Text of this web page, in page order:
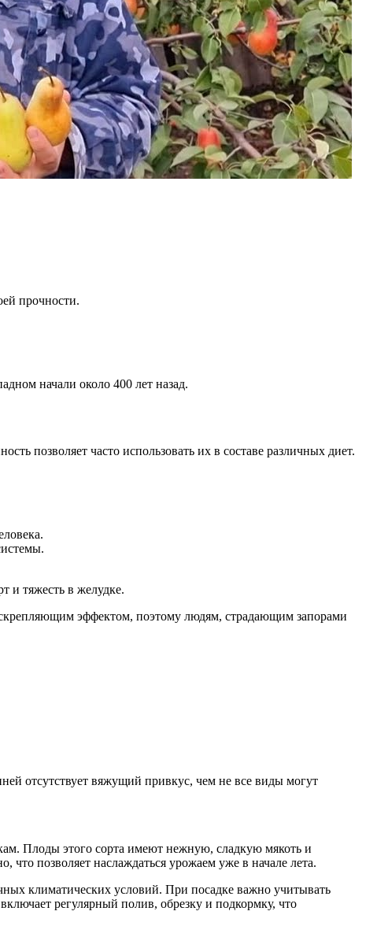
прочности.
начали около 400 лет назад.
позволяет часто использовать их в составе различных диет.
и тяжесть в желудке.
эффектом, поэтому людям, страдающим запорами
Плоды этого сорта имеют нежную, сладкую мякоть и
позволяет наслаждаться урожаем уже в начале лета.
климатических условий. При посадке важно учитывать
регулярный полив, обрезку и подкормку, что